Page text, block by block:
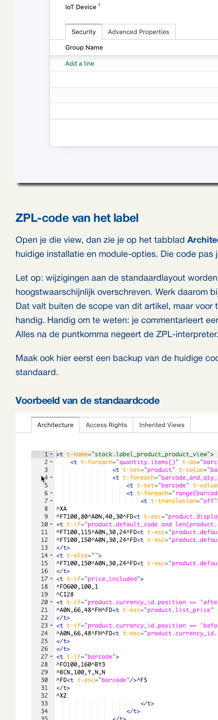
ZPL-code van het label
Open je die view, dan zie je op het tabblad
huidige installatie en module-opties. Die code pas
Let op: wijzigingen aan de standaardlayout
hoogstwaarschijnlijk overschreven. Werk daarom
Dat valt buiten de scope van dit artikel, maar
handig. Handig om te weten: je commentarieert
Alles na de puntkomma negeert de ZPL-interpreter.
Maak ook hier eerst een backup van de huidige
standaard.
Voorbeeld van de standaardcode